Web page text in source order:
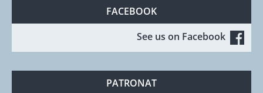
FACEBOOK
See us on Facebook
PATRONAT